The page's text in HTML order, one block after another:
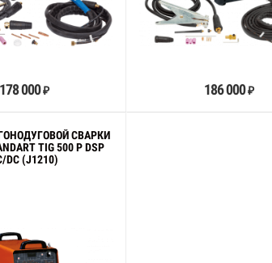
178 000 ₽ 186 000₽
СВАРКИ
TIG 500 P DSP
DC (J1210)